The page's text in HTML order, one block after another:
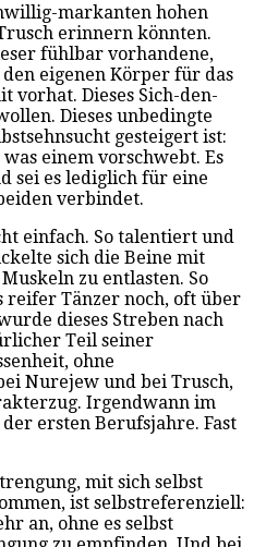
markanten hohen
erinnern könnten.
fühlbar vorhandene,
eigenen Körper für das
vorhat. Dieses Sich-den-
Dieses unbedingte
gesteigert ist:
einem vorschwebt. Es
sei es lediglich für eine
verbindet.
einfach. So talentiert und
sich die Beine mit
zu entlasten. So
Tänzer noch, oft über
dieses Streben nach
Teil seiner
ohne
Nurejew und bei Trusch,
Irgendwann im
ersten Berufsjahre. Fast
mit sich selbst
ist selbstreferenziell:
an, ohne es selbst